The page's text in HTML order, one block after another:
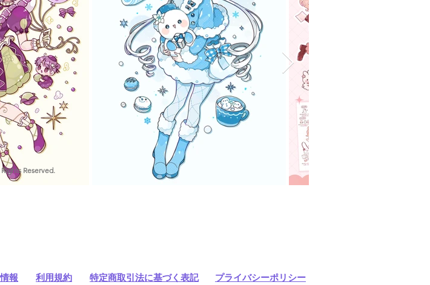
Reserved.
報 利用規約 プライバシーポリシー
​特定商取引法に基づく表記